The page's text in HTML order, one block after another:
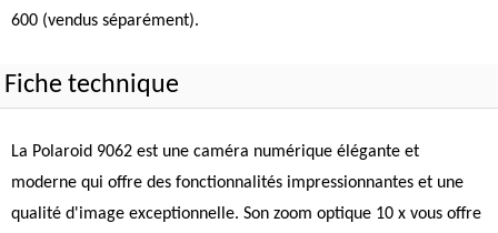
600 (vendus séparément).
Fiche technique
La Polaroid 9062 est une caméra numérique élégante et
moderne qui offre des fonctionnalités impressionnantes et une
qualité d'image exceptionnelle. Son zoom optique 10 x vous offre